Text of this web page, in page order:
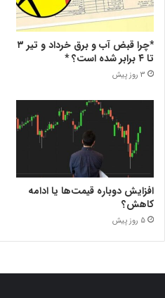
*چرا قبض آب و برق خرداد و تیر ۳
تا ۴ برابر شده است؟ *
3 روز پیش
افزایش دوباره قیمت‌ها یا ادامه
کاهش؟
5 روز پیش